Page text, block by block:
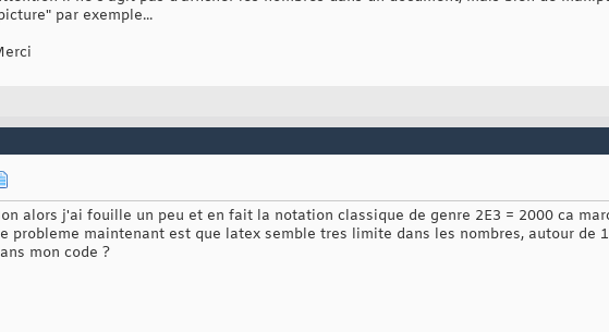
par exemple...
alors j'ai fouille un peu et en fait la notation classique de genre 2E3 = 2000 ca
probleme maintenant est que latex semble tres limite dans les nombres, autour de
mon code ?